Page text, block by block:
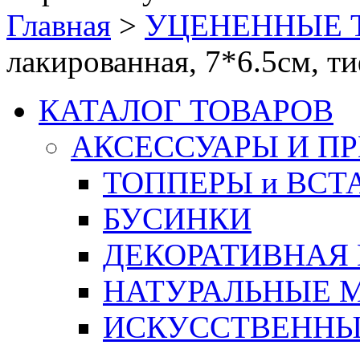
Главная > УЦЕНЕННЫЕ
лакированная, 7*6.5см,
КАТАЛОГ ТОВАРОВ
АКСЕССУАРЫ И
ТОППЕРЫ и
БУСИНКИ
ДЕКОРАТИВНАЯ
НАТУРАЛЬНЫЕ